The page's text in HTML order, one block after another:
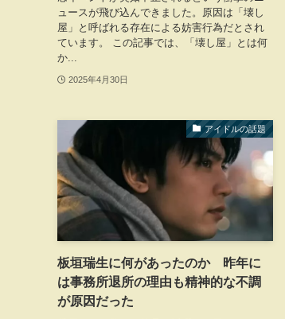
ュースが飛び込んできました。原因は「壊し
屋」と呼ばれる存在による妨害行為だとされ
ています。 この記事では、「壊し屋」とは何
か...
2025年4月30日
アイドルの話題
板垣瑞生に何があったのか 昨年に
は事務所退所の理由も精神的な不調
が原因だった